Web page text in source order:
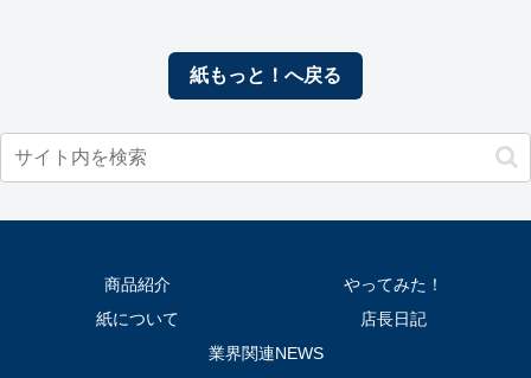
紙もっと！へ戻る
商品紹介
やってみた！
紙について
店長日記
業界関連NEWS